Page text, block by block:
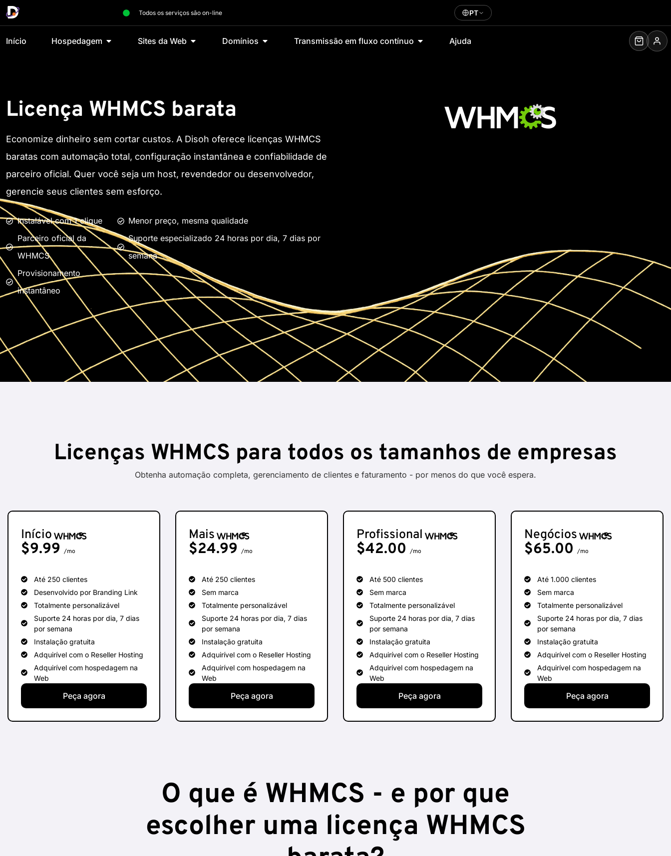
Todos os serviços são on-line PT
Início Hospedagem Sites da Web Domínios Transmissão em fluxo contínuo Ajuda
Licença WHMCS barata
Economize dinheiro sem cortar custos. A Disoh oferece licenças WHMCS
baratas com automação total, configuração instantânea e confiabilidade de
parceiro oficial. Quer você seja um host, revendedor ou desenvolvedor,
gerencie seus clientes sem esforço.
Instalável com 1 clique
Parceiro oficial da
WHMCS
Provisionamento
instantâneo
Menor preço, mesma qualidade
Suporte especializado 24 horas por dia, 7 dias por
semana
Licenças WHMCS para todos os tamanhos de empresas
Obtenha automação completa, gerenciamento de clientes e faturamento - por menos do que você espera.
Início
$9.99 /mo
Até 250 clientes
Desenvolvido por Branding Link
Totalmente personalizável
Suporte 24 horas por dia, 7 dias
por semana
Instalação gratuita
Adquirível com o Reseller Hosting
Adquirível com hospedagem na
Web
Peça agora
Mais
$24.99 /mo
Até 250 clientes
Sem marca
Totalmente personalizável
Suporte 24 horas por dia, 7 dias
por semana
Instalação gratuita
Adquirível com o Reseller Hosting
Adquirível com hospedagem na
Web
Peça agora
Profissional
$42.00 /mo
Até 500 clientes
Sem marca
Totalmente personalizável
Suporte 24 horas por dia, 7 dias
por semana
Instalação gratuita
Adquirível com o Reseller Hosting
Adquirível com hospedagem na
Web
Peça agora
Negócios
$65.00 /mo
Até 1.000 clientes
Sem marca
Totalmente personalizável
Suporte 24 horas por dia, 7 dias
por semana
Instalação gratuita
Adquirível com o Reseller Hosting
Adquirível com hospedagem na
Web
Peça agora
O que é WHMCS - e por que
escolher uma licença WHMCS